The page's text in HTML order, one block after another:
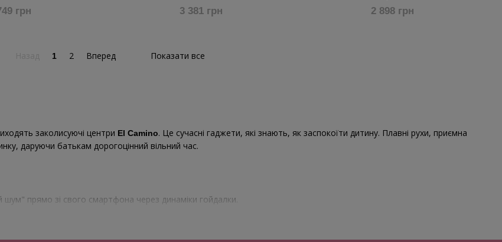
заколисуючі центри El Camino. Це сучасні гаджети, які знають, як заспокоїти дитину. Плавні рухи, приємна
даруючи батькам дорогоцінний вільний час.
прямо зі свого смартфона через динаміки гойдалки.
грн 3 381 грн 2 898 грн
1 2 Вперед Показати все